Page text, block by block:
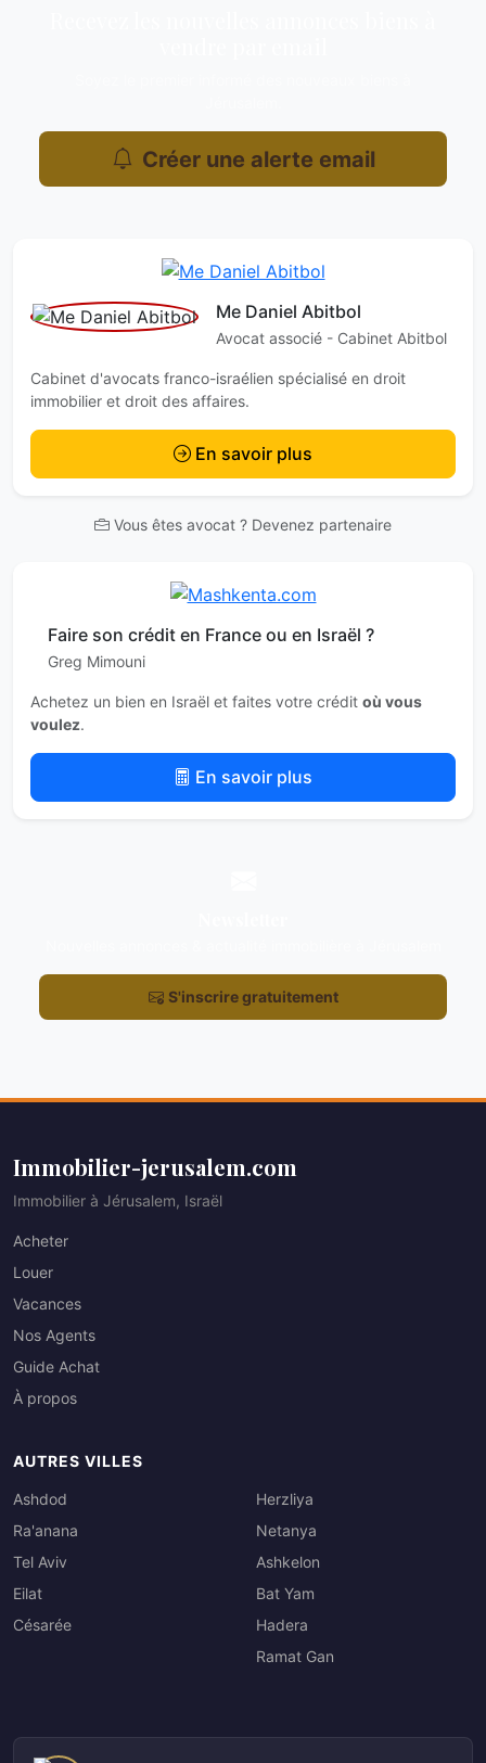
Créer une alerte email
Me Daniel Abitbol
Avocat associé - Cabinet Abitbol
Cabinet d'avocats franco-israélien spécialisé en droit
immobilier et droit des affaires.
En savoir plus
Vous êtes avocat ? Devenez partenaire
Faire son crédit en France ou en Israël ?
Greg Mimouni
Achetez un bien en Israël et faites votre crédit où vous
voulez.
En savoir plus
S'inscrire gratuitement
Immobilier-jerusalem.com
Immobilier à Jérusalem, Israël
Acheter
Louer
Vacances
Nos Agents
Guide Achat
À propos
AUTRES VILLES
Ashdod
Ra'anana
Tel Aviv
Eilat
Césarée
Herzliya
Netanya
Ashkelon
Bat Yam
Hadera
Ramat Gan